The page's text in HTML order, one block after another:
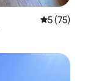
5 (75)